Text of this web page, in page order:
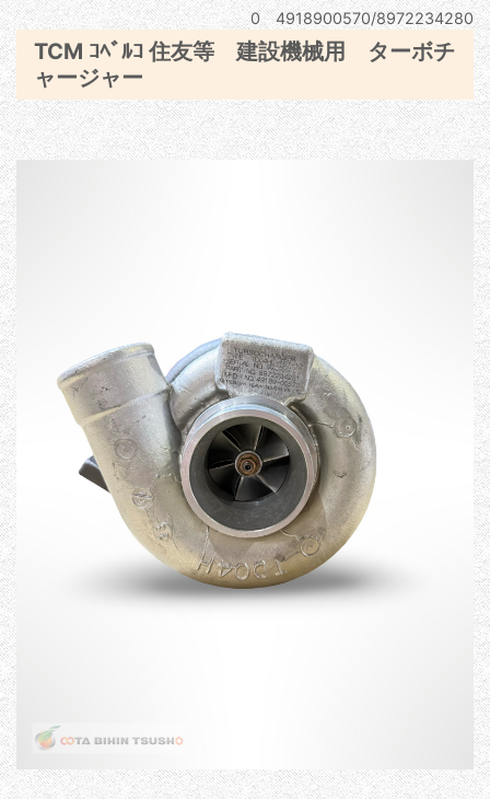
0 4918900570/8972234280
TCM ｺﾍﾞﾙｺ 住友等 建設機械用 ターボチ
ャージャー